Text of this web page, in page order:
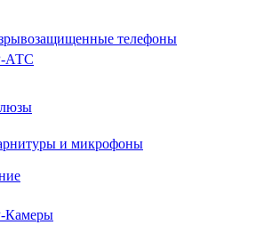
телефоны
АТС
и микрофоны
Камеры